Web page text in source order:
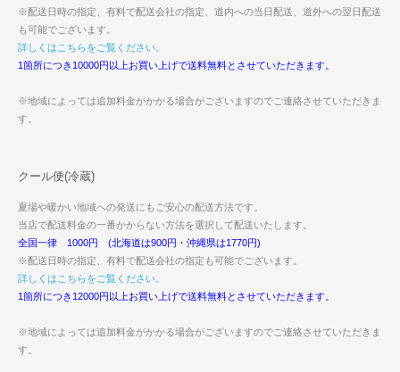
※配送日時の指定、有料で配送会社の指定、道内への当日配送、道外への翌日配送
も可能でございます。
詳しくはこちらをご覧ください。
1箇所につき10000円以上お買い上げで送料無料とさせていただきます。
※地域によっては追加料金がかかる場合がございますのでご連絡させていただきま
す。
クール便(冷蔵)
夏場や暖かい地域への発送にもご安心の配送方法です。
当店で配送料金の一番かからない方法を選択して配送いたします。
全国一律 1000円 (北海道は900円・沖縄県は1770円)
※配送日時の指定、有料で配送会社の指定も可能でございます。
詳しくはこちらをご覧ください。
1箇所につき12000円以上お買い上げで送料無料とさせていただきます。
※地域によっては追加料金がかかる場合がございますのでご連絡させていただきま
す。